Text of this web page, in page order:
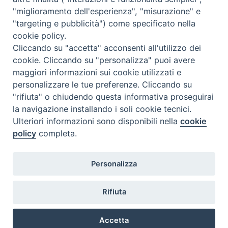
Diocesi
di Como
Diocesi di Como | piazza Grimoldi, 5
Riproduzione solo con permesso.
Iscriviti alla Newsletter
"miglioramento dell'esperienza", "misurazione" e
"targeting e pubblicità") come specificato nella
cookie policy.
Cliccando su "accetta" acconsenti all'utilizzo dei
cookie. Cliccando su "personalizza" puoi avere
maggiori informazioni sui cookie utilizzati e
personalizzare le tue preferenze. Cliccando su
"rifiuta" o chiudendo questa informativa proseguirai
la navigazione installando i soli cookie tecnici.
Ulteriori informazioni sono disponibili nellacookie
policy completa.
Personalizza
Rifiuta
Accetta